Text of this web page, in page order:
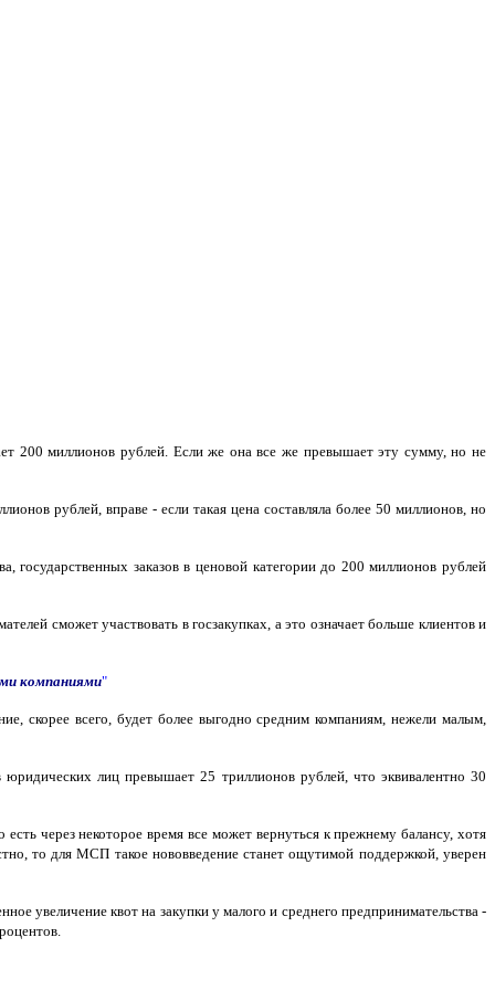
200 миллионов рублей. Если же она все же превышает эту сумму, но не
рублей, вправе - если такая цена составляла более 50 миллионов, но
заказов в ценовой категории до 200 миллионов рублей
сможет участвовать в госзакупках, а это означает больше клиентов и
компаниями"
скорее всего, будет более выгодно средним компаниям, нежели малым,
лиц превышает 25 триллионов рублей, что эквивалентно 30
через некоторое время все может вернуться к прежнему балансу, хотя
то для МСП такое нововведение станет ощутимой поддержкой, уверен
увеличение квот на закупки у малого и среднего предпринимательства -